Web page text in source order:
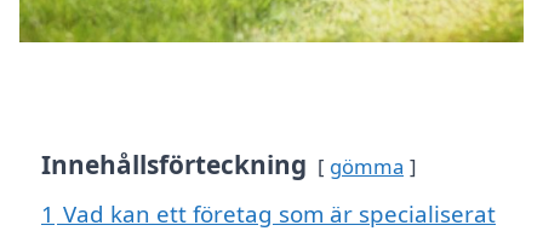
Innehållsförteckning gömma
1 Vad kan ett företag som är specialiserat